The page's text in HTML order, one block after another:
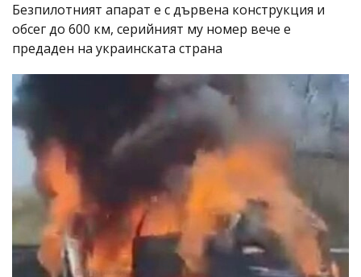
Безпилотният апарат е с дървена конструкция и
обсег до 600 км, серийният му номер вече е
предаден на украинската страна